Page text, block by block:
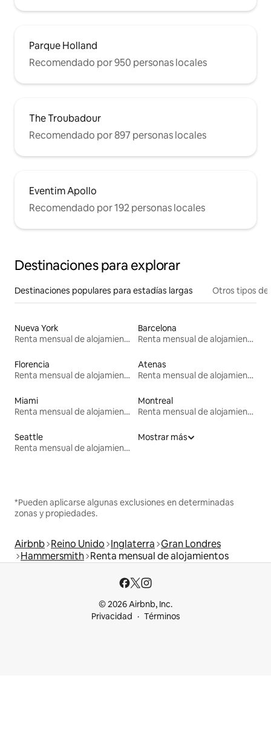
Parque Holland
Recomendado por 950 personas locales
The Troubadour
Recomendado por 897 personas locales
Eventim Apollo
Recomendado por 192 personas locales
Destinaciones para explorar
Destinaciones populares para estadías largas Otros tipos de
Nueva York
Renta mensual de alojamientos
Barcelona
Renta mensual de alojamientos
Florencia
Renta mensual de alojamientos
Atenas
Renta mensual de alojamientos
Miami
Renta mensual de alojamientos
Montreal
Renta mensual de alojamientos
Seattle
Renta mensual de alojamientos
Mostrar más
*Pueden aplicarse algunas exclusiones en determinadas
zonas y propiedades.
Airbnb Reino Unido Inglaterra Gran Londres
Hammersmith Renta mensual de alojamientos
© 2026 Airbnb, Inc.
Privacidad
Términos